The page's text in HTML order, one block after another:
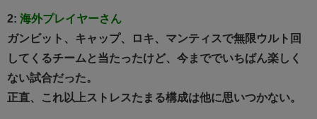
2: 海外プレイヤーさん
ガンビット、キャップ、ロキ、マンティスで無限ウルト回
してくるチームと当たったけど、今まででいちばん楽しく
ない試合だった。
正直、これ以上ストレスたまる構成は他に思いつかない。